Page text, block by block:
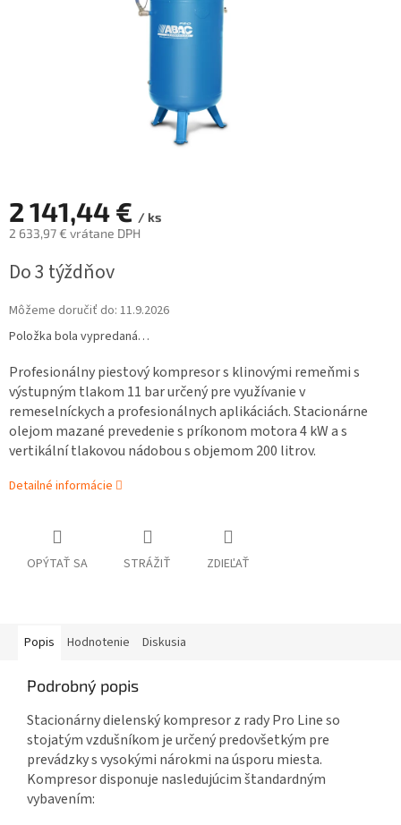
2 141,44 € / ks
2 633,97 € vrátane DPH
cena:
Do 3 týždňov
Môžeme doručiť do: 11.9.2026
Položka bola vypredaná…
Profesionálny piestový kompresor s klinovými remeňmi s
výstupným tlakom 11 bar určený pre využívanie v
remeselníckych a profesionálnych aplikáciách. Stacionárne
olejom mazané prevedenie s príkonom motora 4 kW a s
vertikální tlakovou nádobou s objemom 200 litrov.
Detailné informácie
OPÝTAŤ SA STRÁŽIŤ ZDIEĽAŤ
Popis Hodnotenie Diskusia
Podrobný popis
Stacionárny dielenský kompresor z rady Pro Line so
stojatým vzdušníkom je určený predovšetkým pre
prevádzky s vysokými nárokmi na úsporu miesta.
Kompresor disponuje nasledujúcim štandardným
vybavením: